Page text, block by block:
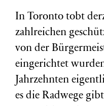
In Toronto tobt
zahlreichen
von der
eingerichtet
Jahrzehnten
es die Radwege